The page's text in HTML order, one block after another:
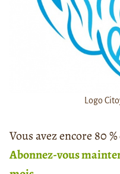
Logo
Vous avez encore 80
Abonnez-vous